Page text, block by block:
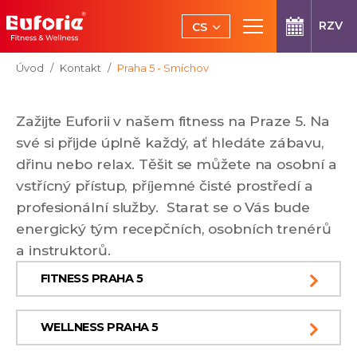
Přeskočit na hlavní obsah
CS
EN
RZV
Jsi tady:
Úvod Kontakt Praha 5 - Smíchov
Zažijte Euforii v našem fitness na Praze 5. Na
své si přijde úplně každý, ať hledáte zábavu,
dřinu nebo relax. Těšit se můžete na osobní a
vstřícný přístup, příjemné čisté prostředí a
profesionální služby. Starat se o Vás bude
energický tým recepčních, osobních trenérů
a instruktorů.
FITNESS PRAHA 5
WELLNESS PRAHA 5